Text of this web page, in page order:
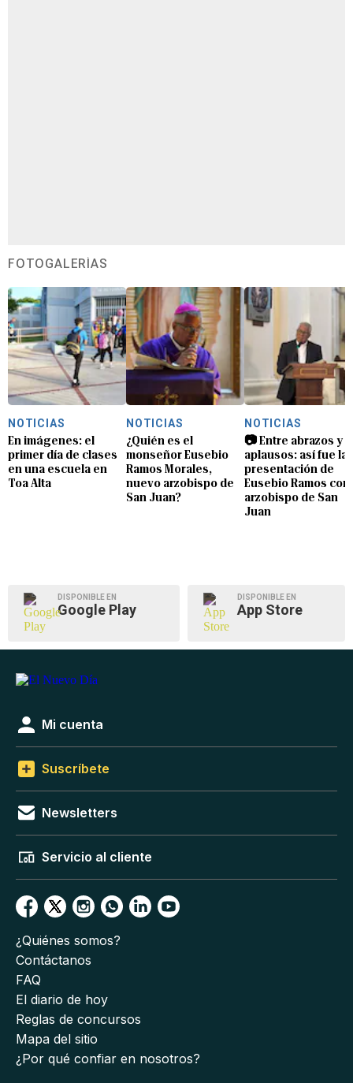
FOTOGALERÍAS
NOTICIAS
En imágenes: el
primer día de clases
en una escuela en
Toa Alta
NOTICIAS
¿Quién es el
monseñor Eusebio
Ramos Morales,
nuevo arzobispo de
San Juan?
NOTICIAS
📷 Entre abrazos y
aplausos: así fue la
presentación de
Eusebio Ramos
arzobispo de San
Juan
DISPONIBLE EN
Google Play
DISPONIBLE EN
App Store
Mi cuenta
Suscríbete
Newsletters
Servicio al cliente
¿Quiénes somos?
Contáctanos
FAQ
El diario de hoy
Reglas de concursos
Mapa del sitio
¿Por qué confiar en nosotros?